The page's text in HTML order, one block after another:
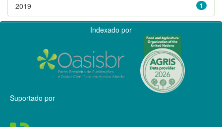
1
2019
Indexado por
Suportado por